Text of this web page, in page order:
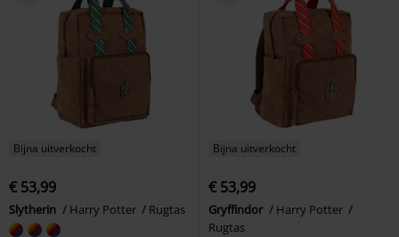
Bijna uitverkocht
€ 53,99
Slytherin Harry Potter Rugtas
Bijna uitverkocht
€ 53,99
Gryffindor
Harry Potter
Rugtas